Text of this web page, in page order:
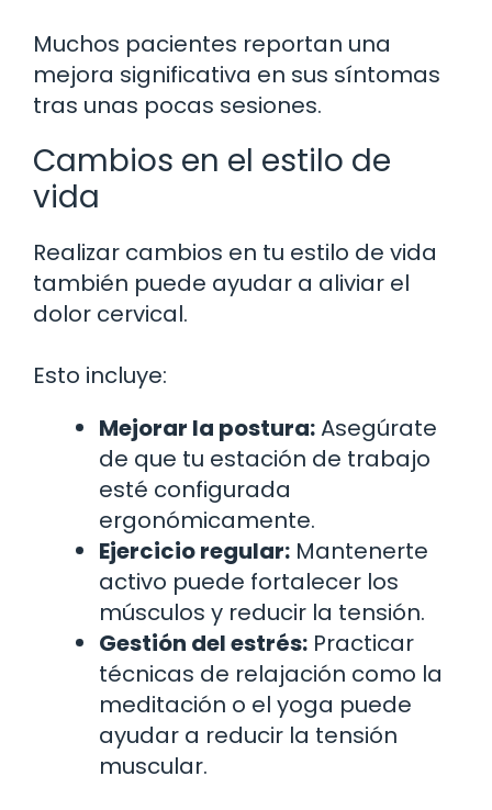
Muchos pacientes reportan una
mejora significativa en sus síntomas
tras unas pocas sesiones.
Cambios en el estilo de
vida
Realizar cambios en tu estilo de vida
también puede ayudar a aliviar el
dolor cervical.
Esto incluye:
Mejorar la postura:Asegúrate
de que tu estación de trabajo
esté configurada
ergonómicamente.
Ejercicio regular: Mantenerte
activo puede fortalecer los
músculos y reducir la tensión.
Gestión del estrés: Practicar
técnicas de relajación como la
meditación o el yoga puede
ayudar a reducir la tensión
muscular.